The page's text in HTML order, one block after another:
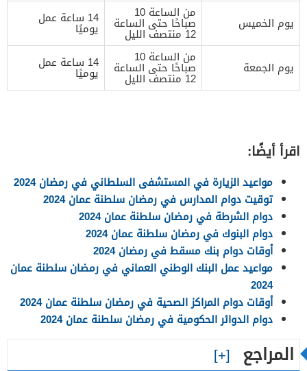
يوم الخميس
من الساعة 10
صباحًا حتى الساعة
12 منتصف الليل
14 ساعة عمل
يوميًا
يوم الجمعة
من الساعة 10
صباحًا حتى الساعة
12 منتصف الليل
14 ساعة عمل
يوميًا
اقرأ أيضًا:
مواعيد الزيارة في المستشفى السلطاني في رمضان 2024
توقيت دوام المدارس في رمضان سلطنة عمان 2024
دوام الشرطة في رمضان سلطنة عمان 2024
دوام البنوك في رمضان سلطنة عمان 2024
أوقات دوام بنك مسقط في رمضان 2024
مواعيد عمل البنك الوطني العماني في رمضان سلطنة عمان
2024
أوقات دوام المراكز الصحية في رمضان سلطنة عمان 2024
دوام الدوائر الحكومية في رمضان سلطنة عمان 2024
المراجع